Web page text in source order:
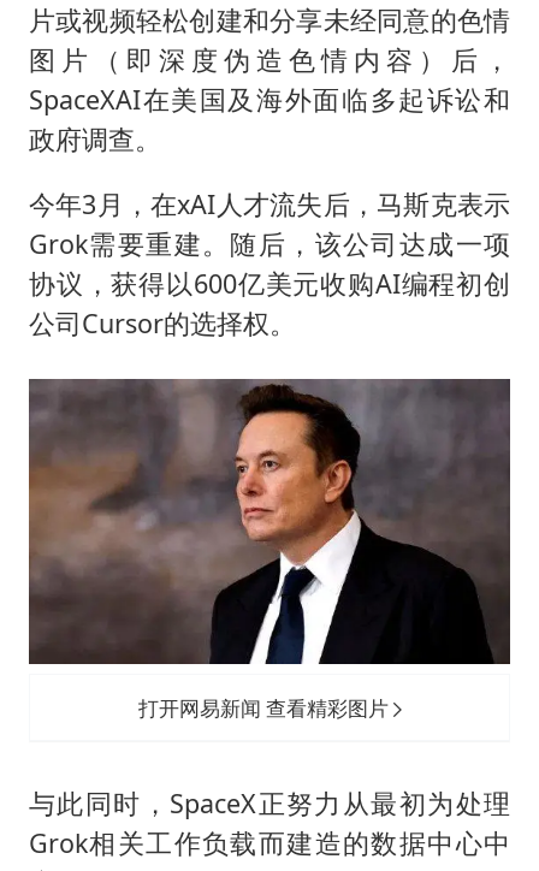
片或视频轻松创建和分享未经同意的色情
图片（即深度伪造色情内容）后，
SpaceXAI在美国及海外面临多起诉讼和
政府调查。
今年3月，在xAI人才流失后，马斯克表示
Grok需要重建。随后，该公司达成一项
协议，获得以600亿美元收购AI编程初创
公司Cursor的选择权。
打开网易新闻 查看精彩图片
与此同时，SpaceX正努力从最初为处理
Grok相关工作负载而建造的数据中心中